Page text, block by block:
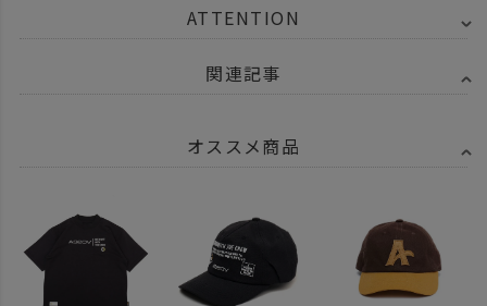
ATTENTION
関連記事
オススメ商品